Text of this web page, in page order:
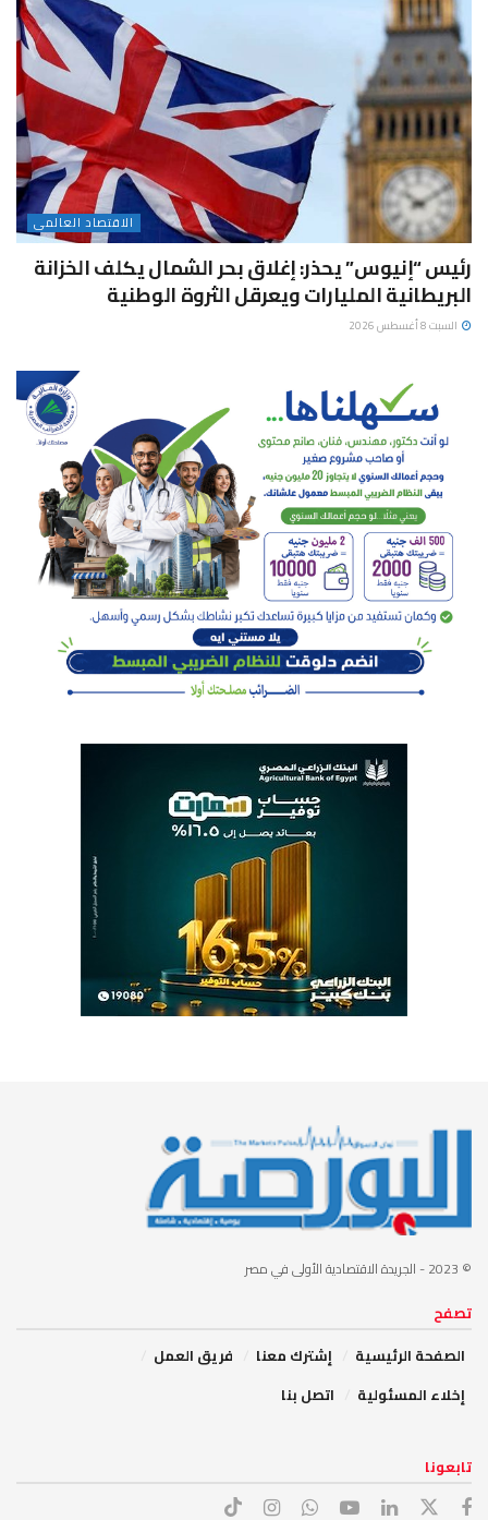
الاقتصاد العالمى
رئيس “إنيوس” يحذر: إغلاق بحر الشمال يكلف الخزانة
البريطانية المليارات ويعرقل الثروة الوطنية
السبت 8 أغسطس 2026
© 2023 - الجريدة الاقتصادية الأولى في مصر
تصفح
الصفحة الرئيسية
إشترك معنا
فريق العمل
إخلاء المسئولية
اتصل بنا
تابعونا